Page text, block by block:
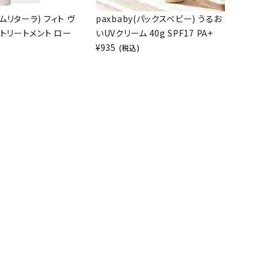
ターラ) フィト ヴ
リートメント ロー
paxbaby(パックスベビー) うるお
いUVクリーム 40g SPF17 PA+
¥935 (税込)